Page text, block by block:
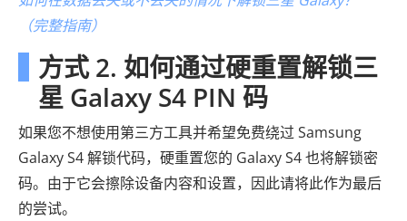
（完整指南）
方式 2. 如何通过硬重置解锁三
星 Galaxy S4 PIN 码
如果您不想使用第三方工具并希望免费绕过 Samsung
Galaxy S4 解锁代码，硬重置您的 Galaxy S4 也将解锁密
码。由于它会擦除设备内容和设置，因此请将此作为最后
的尝试。